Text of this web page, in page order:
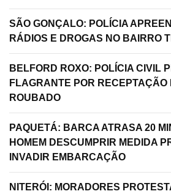
SÃO GONÇALO: POLÍCIA
RÁDIOS E DROGAS NO BAIRRO
BELFORD ROXO: POLÍCIA CIVIL
FLAGRANTE POR
ROUBADO
PAQUETÁ: BARCA ATRASA 20
HOMEM DESCUMPRIR MEDIDA
INVADIR EMBARCAÇÃO
NITERÓI: MORADORES